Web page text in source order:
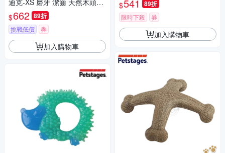
迪克-XS 磨牙 潔齒 天然木頭香
狗狗潔牙玩具 狗玩具 全犬適用
$662 89折
挑戰低價 券
加入購物車
$541 89折
限時下殺 券
加入購物車